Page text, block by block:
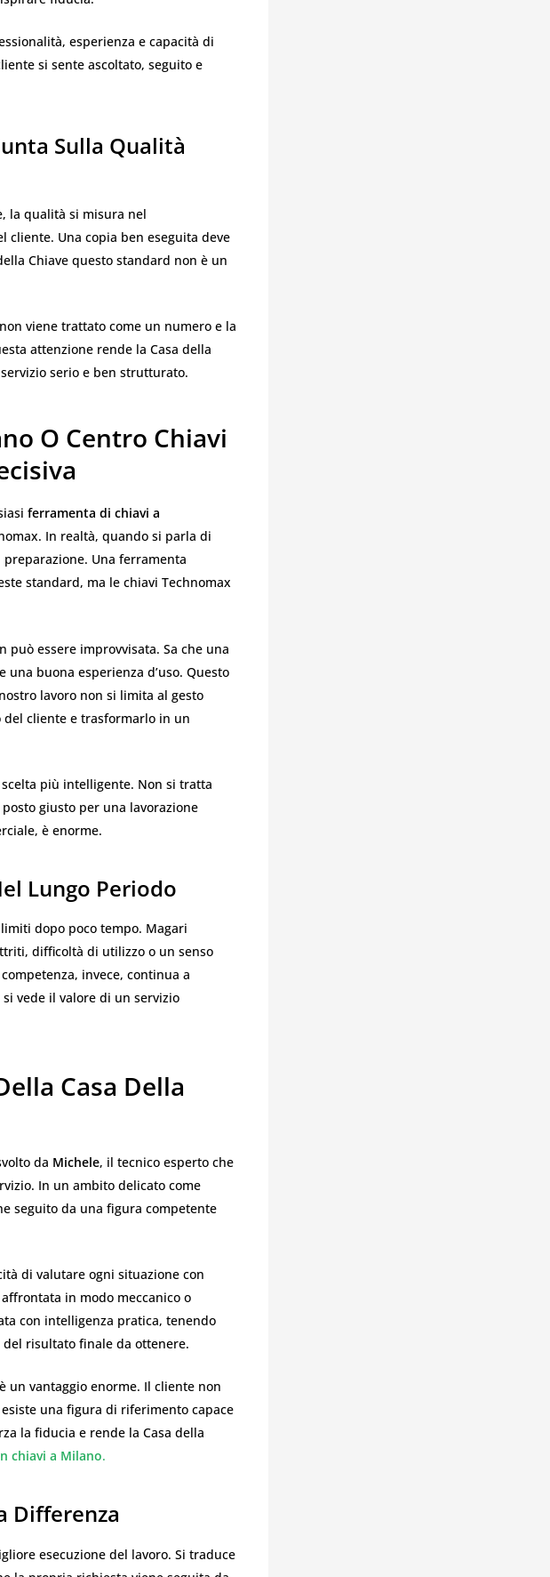
esperienza e capacità di
si sente ascoltato, seguito e
Sulla Qualità
la qualità si misura nel
cliente. Una copia ben eseguita deve
Chiave questo standard non è un
viene trattato come un numero e la
attenzione rende la Casa della
serio e ben strutturato.
O Centro Chiavi
ferramenta di chiavi a
In realtà, quando si parla di
Una ferramenta
standard, ma le chiavi Technomax
può essere improvvisata. Sa che una
buona esperienza d’uso. Questo
lavoro non si limita al gesto
del cliente e trasformarlo in un
più intelligente. Non si tratta
giusto per una lavorazione
è enorme.
Lungo Periodo
dopo poco tempo. Magari
difficoltà di utilizzo o un senso
invece, continua a
vede il valore di un servizio
Casa Della
da Michele, il tecnico esperto che
In un ambito delicato come
seguito da una figura competente
di valutare ogni situazione con
in modo meccanico o
con intelligenza pratica, tenendo
risultato finale da ottenere.
un vantaggio enorme. Il cliente non
una figura di riferimento capace
la fiducia e rende la Casa della
chiavi a Milano.
Differenza
esecuzione del lavoro. Si traduce